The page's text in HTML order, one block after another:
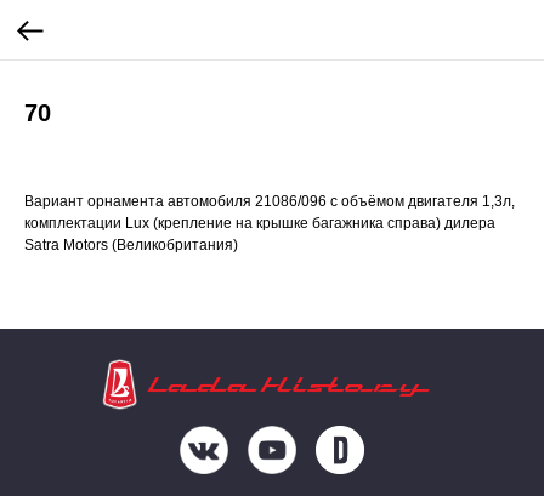
70
Вариант орнамента автомобиля 21086/096 c объёмом двигателя 1,3л,
комплектации Lux (крепление на крышке багажника справа) дилера
Satra Motors (Великобритания)